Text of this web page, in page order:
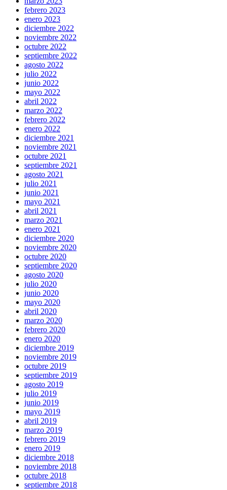
febrero 2023
enero 2023
diciembre 2022
noviembre 2022
octubre 2022
septiembre 2022
agosto 2022
julio 2022
junio 2022
mayo 2022
abril 2022
marzo 2022
febrero 2022
enero 2022
diciembre 2021
noviembre 2021
octubre 2021
septiembre 2021
agosto 2021
julio 2021
junio 2021
mayo 2021
abril 2021
marzo 2021
enero 2021
diciembre 2020
noviembre 2020
octubre 2020
septiembre 2020
agosto 2020
julio 2020
junio 2020
mayo 2020
abril 2020
marzo 2020
febrero 2020
enero 2020
diciembre 2019
noviembre 2019
octubre 2019
septiembre 2019
agosto 2019
julio 2019
junio 2019
mayo 2019
abril 2019
marzo 2019
febrero 2019
enero 2019
diciembre 2018
noviembre 2018
octubre 2018
septiembre 2018